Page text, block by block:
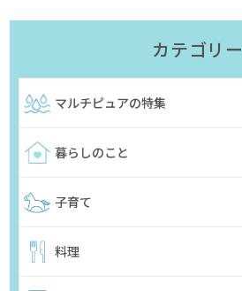
カテゴリー
マルチピュアの特集
暮らしのこと
子育て
料理